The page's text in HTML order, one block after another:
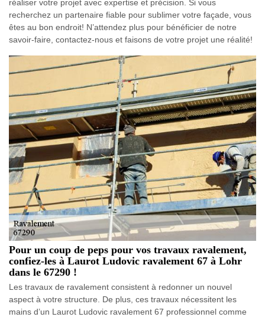
réaliser votre projet avec expertise et précision. Si vous
recherchez un partenaire fiable pour sublimer votre façade, vous
êtes au bon endroit! N’attendez plus pour bénéficier de notre
savoir-faire, contactez-nous et faisons de votre projet une réalité!
Pour un coup de peps pour vos travaux ravalement,
confiez-les à Laurot Ludovic ravalement 67 à Lohr
dans le 67290 !
Les travaux de ravalement consistent à redonner un nouvel
aspect à votre structure. De plus, ces travaux nécessitent les
mains d’un Laurot Ludovic ravalement 67 professionnel comme